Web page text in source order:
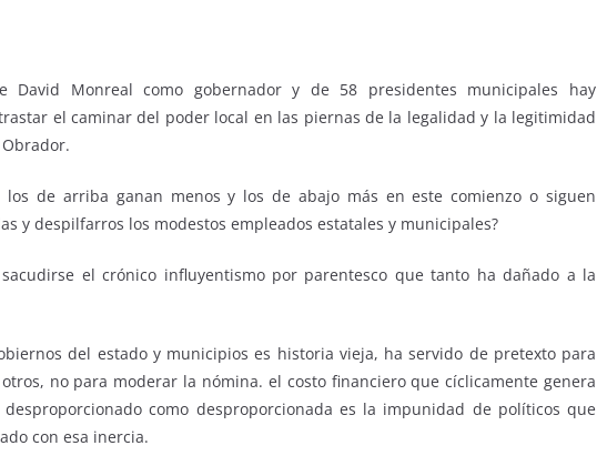
David Monreal como gobernador y de 58 presidentes municipales hay
el caminar del poder local en las piernas de la legalidad y la legitimidad
los de arriba ganan menos y los de abajo más en este comienzo o siguen
y despilfarros los modestos empleados estatales y municipales?
el crónico influyentismo por parentesco que tanto ha dañado a la
del estado y municipios es historia vieja, ha servido de pretexto para
no para moderar la nómina. el costo financiero que cíclicamente genera
como desproporcionada es la impunidad de políticos que
con esa inercia.